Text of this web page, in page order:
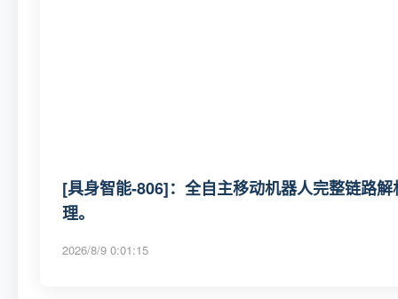
[具身智能-806]：全自主移动机器人完整链路
理。
2026/8/9 0:01:15